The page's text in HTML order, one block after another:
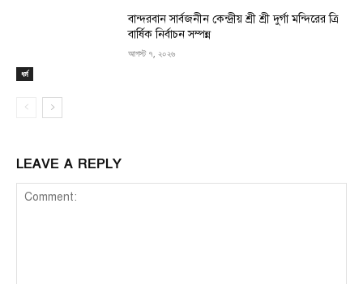
ধর্ম
বান্দরবান সার্বজনীন কেন্দ্রীয় শ্রী শ্রী দুর্গা মন্দিরের ত্রি
বার্ষিক নির্বাচন সম্পন্ন
আগস্ট ৭, ২০২৬
LEAVE A REPLY